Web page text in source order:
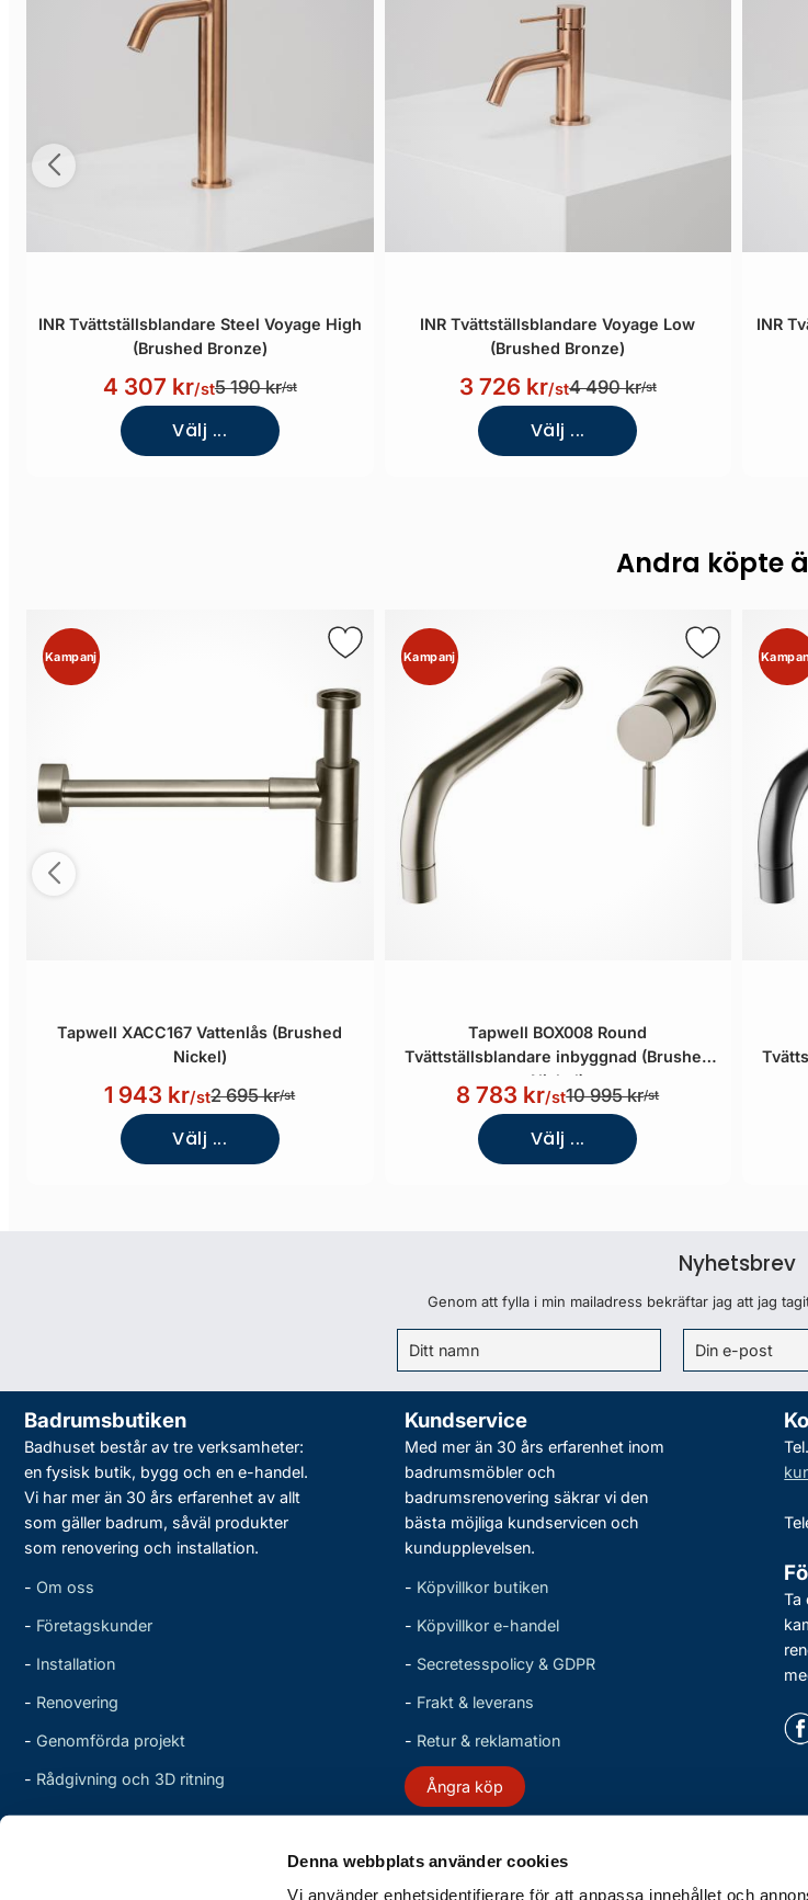
Denna webbplats använder cookies
Vi använder enhetsidentifierare för att anpassa innehållet och
INR Tvättställsblandare Steel Voyage High
(Brushed Bronze)
4 307 kr/st5 190 kr/st
Välj ...
INR Tvättställsblandare Voyage Low
(Brushed Bronze)
3 726 kr/st4 490 kr/st
Välj ...
INR
Andra köpte
Kampanj
Tapwell XACC167 Vattenlås (Brushed
Nickel)
1 943 kr/st2 695 kr/st
Välj ...
Kampanj
Tapwell BOX008 Round
Tvättställsblandare inbyggnad (Brushed
Nickel)
8 783 kr/st10 995 kr/st
Välj ...
Nyhetsbrev
Genom att fylla i min mailadress bekräftar jag att jag
Badrumsbutiken
Badhuset består av tre verksamheter:
en fysisk butik, bygg och en e-handel.
Vi har mer än 30 års erfarenhet av allt
som gäller badrum, såväl produkter
som renovering och installation.
- Om oss
- Företagskunder
- Installation
- Renovering
- Genomförda projekt
- Rådgivning och 3D ritning
Kundservice
Med mer än 30 års erfarenhet inom
badrumsmöbler och
badrumsrenovering säkrar vi den
bästa möjliga kundservicen och
kundupplevelsen.
- Köpvillkor butiken
- Köpvillkor e-handel
- Secretesspolicy & GDPR
- Frakt & leverans
- Retur & reklamation
Ångra köp
Ta